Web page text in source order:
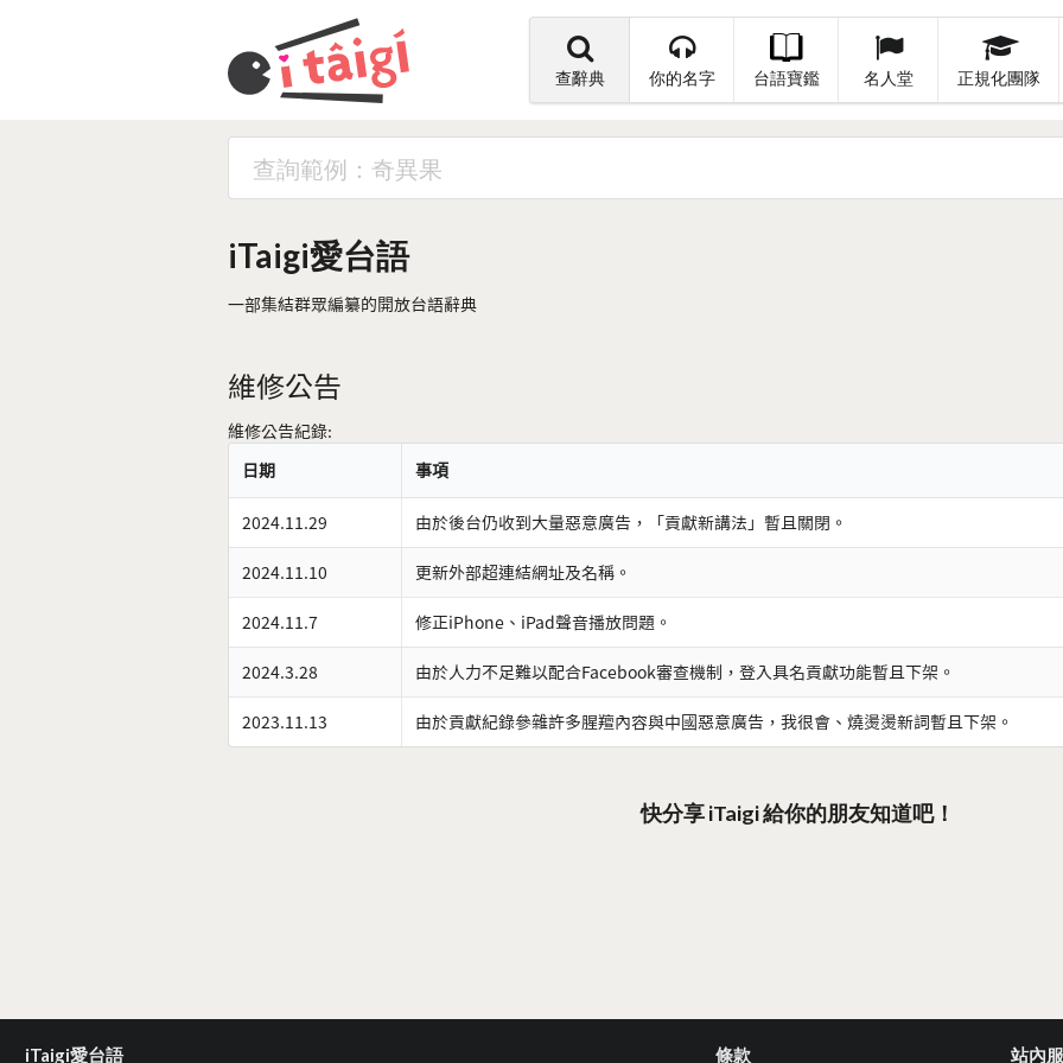
查辭典 你的名字 台語寶鑑 名人堂 正規化團隊
iTaigi愛台語
一部集結群眾編纂的開放台語辭典
維修公告
維修公告紀錄:
日期
事項
2024.11.29 由於後台仍收到大量惡意廣告，「貢獻新講法」暫且關閉。
2024.11.10 更新外部超連結網址及名稱。
2024.11.7 修正iPhone、iPad聲音播放問題。
2024.3.28 由於人力不足難以配合Facebook審查機制，登入具名貢獻功能暫且下架。
2023.11.13 由於貢獻紀錄參雜許多腥羶內容與中國惡意廣告，我很會、燒燙燙新詞暫且下架。
快分享 iTaigi 給你的朋友知道吧！
iTaigi愛台語 條款 站內